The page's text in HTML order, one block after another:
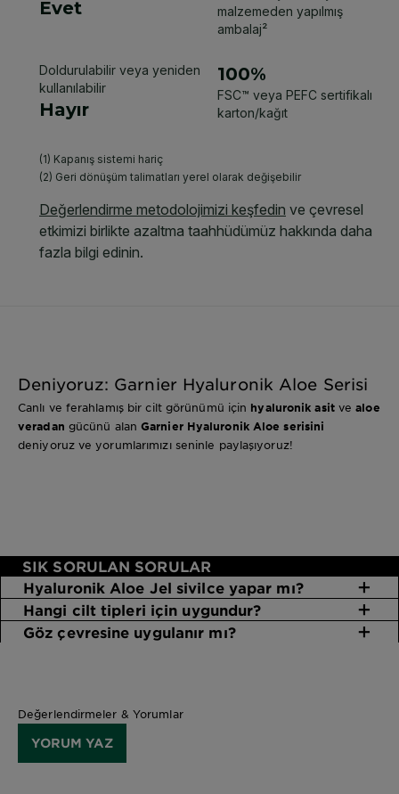
Deniyoruz: Garnier Hyaluronik Aloe Serisi
Canlı ve ferahlamış bir cilt görünümü için hyaluronik asitvealoe
veradan gücünü alanGarnier Hyaluronik Aloe serisini
deniyoruz ve yorumlarımızı seninle paylaşıyoruz!
SIK SORULAN SORULAR
Hyaluronik Aloe Jel sivilce yapar mı?
Hangi cilt tipleri için uygundur?
Göz çevresine uygulanır mı?
Değerlendirmeler & Yorumlar
YORUM YAZ